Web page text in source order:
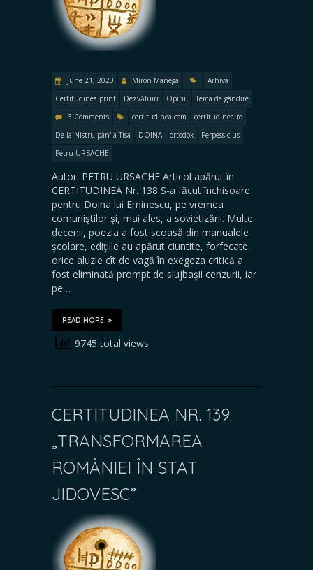
June 21, 2023 Miron Manega
Arhiva
Certitudinea print
Dezvăluiri Opinii
Tema de gândire
3 Comments
certitudinea.com
certitudinea.ro
De la Nistru pân'la Tisa
DOINA ortodox
Perpessicius
Petru URSACHE
Autor: PETRU URSACHE Articol apărut în
CERTITUDINEA Nr. 138 S-a făcut închisoare
pentru Doina lui Eminescu, pe vremea
comuniştilor şi, mai ales, a sovietizării. Multe
decenii, poezia a fost scoasă din manualele
şcolare, ediţiile au apărut ciuntite, forfecate,
orice aluzie cît de vagă în exegeza critică a
fost eliminată prompt de slujbaşii cenzurii, iar
pe…
READ MORE
9745 total views
CERTITUDINEA NR. 139.
„TRANSFORMAREA
ROMÂNIEI ÎN STAT
JIDOVESC”